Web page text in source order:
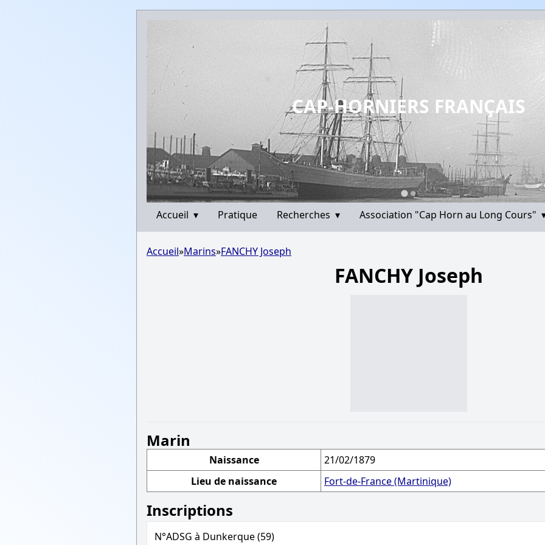
CAP-HORNIERS FRANÇAIS
Accueil ▾ Pratique Recherches ▾ Association "Cap Horn au Long Cours"
Accueil»Marins»FANCHY Joseph
FANCHY Joseph
Marin
Naissance
21/02/1879
Lieu de naissance
Fort-de-France (Martinique)
Inscriptions
N°ADSG à Dunkerque (59)